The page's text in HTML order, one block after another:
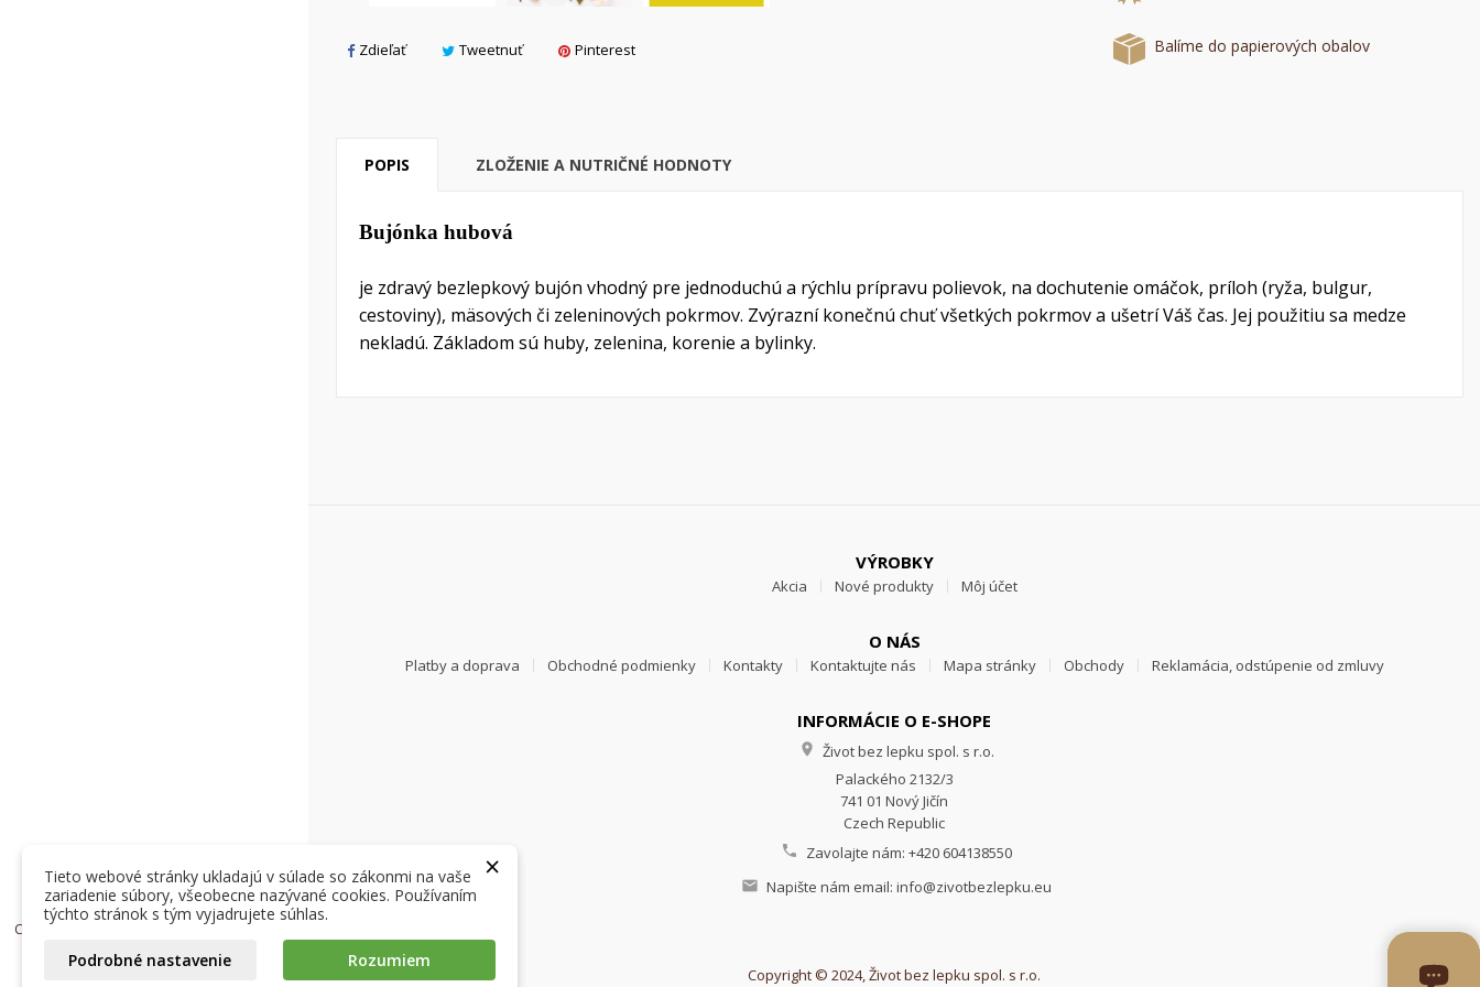
Copyright © 2024, Život bez lepku spol. s r.o.
Zdieľať Tweetnuť Pinterest Balíme do papierových obalov
POPIS ZLOŽENIE A NUTRIČNÉ HODNOTY
Bujónka hubová
je zdravý bezlepkový bujón vhodný pre jednoduchú a rýchlu prípravu polievok, na dochutenie omáčok, príloh (ryža, bulgur,
cestoviny), mäsových či zeleninových pokrmov. Zvýrazní konečnú chuť všetkých pokrmov a ušetrí Váš čas. Jej použitiu sa medze
nekladú. Základom sú huby, zelenina, korenie a bylinky.
VÝROBKY
Akcia Nové produkty Môj účet
O NÁS
Platby a doprava Obchodné podmienky Kontakty Kontaktujte nás Mapa stránky Obchody Reklamácia, odstúpenie od zmluvy
INFORMÁCIE O E-SHOPE
 Život bez lepku spol. s r.o.
Palackého 2132/3
741 01 Nový Jičín
Czech Republic
 Zavolajte nám: +420 604138550
 Napište nám email: info@zivotbezlepku.eu
Vytvoriť nový zoznam
želaní.
Copyright © 2024, Život bez lepku spol. s r.o.
×
Tieto webové stránky ukladajú v súlade so zákonmi na vaše
zariadenie súbory, všeobecne nazývané cookies. Používaním
týchto stránok s tým vyjadrujete súhlas.
Podrobné nastavenie Rozumiem